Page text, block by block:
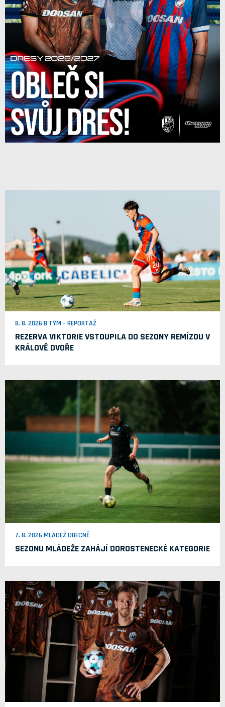
8. 8. 2026 B TÝM – REPORTÁŽ
REZERVA VIKTORIE VSTOUPILA DO SEZONY REMÍZOU V
KRÁLOVĚ DVOŘE
7. 8. 2026 MLÁDEŽ OBECNĚ
SEZONU MLÁDEŽE ZAHÁJÍ DOROSTENECKÉ KATEGORIE